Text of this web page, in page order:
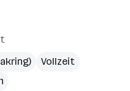
Vollzeit